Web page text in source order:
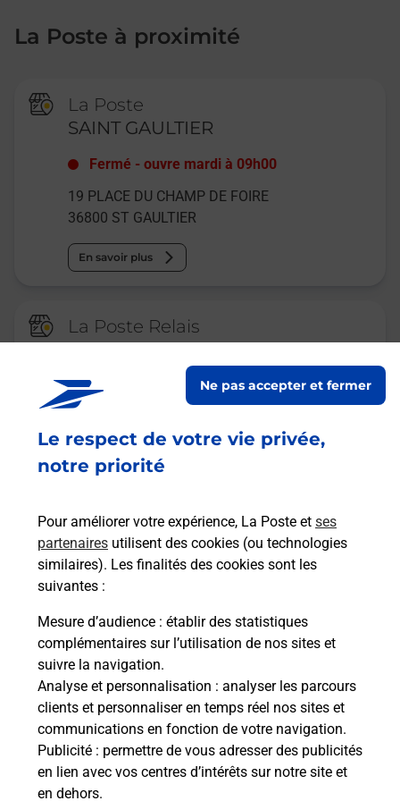
Le respect de votre vie privée,
notre priorité
Pour améliorer votre expérience, La Poste et ses
partenaires utilisent des cookies (ou technologies
similaires). Les finalités des cookies sont les
suivantes :
Mesure d’audience : établir des statistiques
complémentaires sur l’utilisation de nos sites et
suivre la navigation.
Analyse et personnalisation : analyser les parcours
clients et personnaliser en temps réel nos sites et
communications en fonction de votre navigation.
Publicité : permettre de vous adresser des publicités
en lien avec vos centres d’intérêts sur notre site et
en dehors.
Ne pas accepter et fermer
La Poste à proximité
La Poste
SAINT GAULTIER
Fermé -ouvre mardi à 09h00
19 PLACE DU CHAMP DE FOIRE
36800 ST GAULTIER
En savoir plus
La Poste Relais
PONT CHRETIEN ALIMENTATION
jusqu'à 12h45
PLACE DE VERDUN
COMMERCE ALIMENTAIRE
En savoir plus
Malin !
La Poste
en ligne
Ouvert 24h/24
En savoir plus